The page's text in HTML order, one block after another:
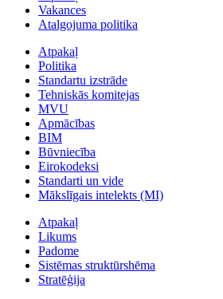
Vakances
Atalgojuma politika
Atpakaļ
Politika
Standartu izstrāde
Tehniskās komitejas
MVU
Apmācības
BIM
Būvniecība
Eirokodeksi
Standarti un vide
Mākslīgais intelekts (MI)
Atpakaļ
Likums
Padome
Sistēmas struktūrshēma
Stratēģija